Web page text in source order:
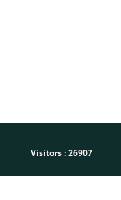
Visitors :26907